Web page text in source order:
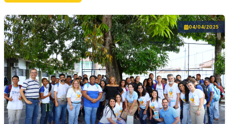
04/04/2025